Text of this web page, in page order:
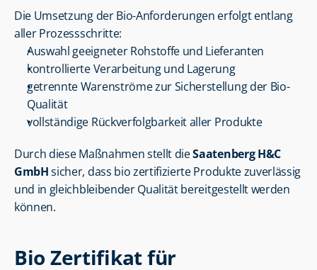
Die Umsetzung der Bio-Anforderungen erfolgt entlang
aller Prozessschritte:
Auswahl geeigneter Rohstoffe und Lieferanten
kontrollierte Verarbeitung und Lagerung
getrennte Warenströme zur Sicherstellung der Bio-
Qualität
vollständige Rückverfolgbarkeit aller Produkte
Durch diese Maßnahmen stellt die Saatenberg H&C
GmbH sicher, dass bio zertifizierte Produkte zuverlässig
und in gleichbleibender Qualität bereitgestellt werden
können.
Bio Zertifikat für